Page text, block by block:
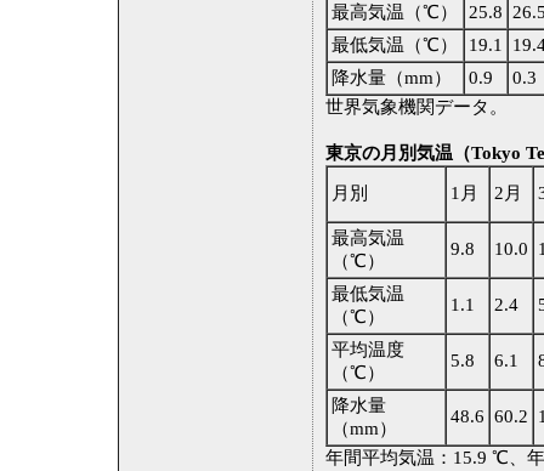
最高気温（℃）
25.8
最低気温（℃）
19.1
降水量（mm）
0.9
0.3
世界気象機関データ。
東京の月別気温（Tokyo
月別 1月 2月
最高気温
（℃）
9.8 10.0
最低気温
（℃）
1.1 2.4
平均温度
（℃）
5.8 6.1
降水量
（mm）
48.6 60.2
年間平均気温：15.9 ℃、